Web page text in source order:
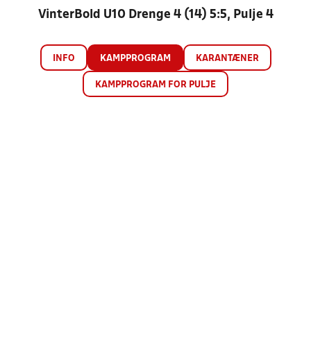
VinterBold U10 Drenge 4 (14) 5:5, Pulje 4
INFO KAMPPROGRAM KARANTÆNER
KAMPPROGRAM FOR PULJE